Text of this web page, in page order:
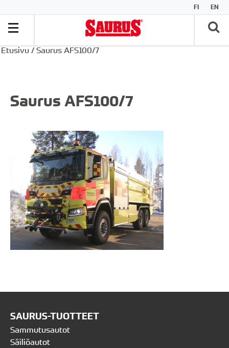
FI EN
Etusivu / Saurus AFS100/7
Saurus AFS100/7
SAURUS-TUOTTEET
Sammutusautot
Säiliöautot